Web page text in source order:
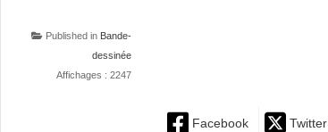
Published in Bande-
dessinée
Affichages : 2247
Facebook Twitter